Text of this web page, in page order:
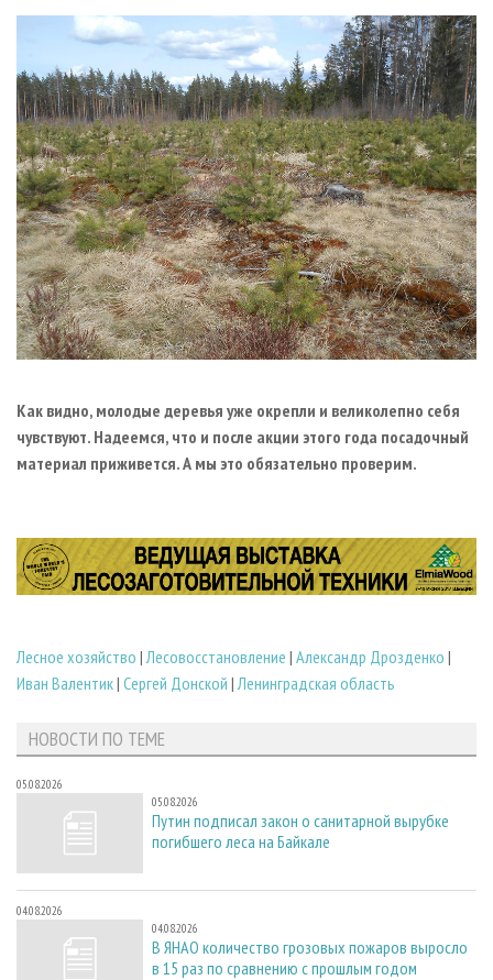
Как видно, молодые деревья уже окрепли и великолепно себя
чувствуют. Надеемся, что и после акции этого года посадочный
материал приживется. А мы это обязательно проверим.
Лесное хозяйство |Лесовосстановление | Александр Дрозденко |
Иван Валентик| Сергей Донской |Ленинградская область
НОВОСТИ ПО ТЕМЕ
05.08.2026
05.08.2026
Путин подписал закон о санитарной вырубке
погибшего леса на Байкале
04.08.2026
04.08.2026
В ЯНАО количество грозовых пожаров выросло
в 15 раз по сравнению с прошлым годом